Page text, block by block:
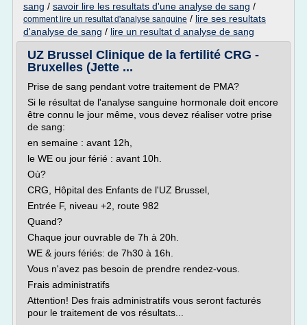
sang / savoir lire les resultats d'une analyse de sang /
comment lire un resultat d'analyse sanguine / lire ses resultats
d'analyse de sang / lire un resultat d analyse de sang
UZ Brussel Clinique de la fertilité CRG -
Bruxelles (Jette ...
Prise de sang pendant votre traitement de PMA?
Si le résultat de l'analyse sanguine hormonale doit encore
être connu le jour même, vous devez réaliser votre prise
de sang:
en semaine : avant 12h,
le WE ou jour férié : avant 10h.
Où?
CRG, Hôpital des Enfants de l'UZ Brussel,
Entrée F, niveau +2, route 982
Quand?
Chaque jour ouvrable de 7h à 20h.
WE & jours fériés: de 7h30 à 16h.
Vous n'avez pas besoin de prendre rendez-vous.
Frais administratifs
Attention! Des frais administratifs vous seront facturés
pour le traitement de vos résultats...